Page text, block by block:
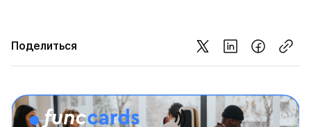
Поделиться